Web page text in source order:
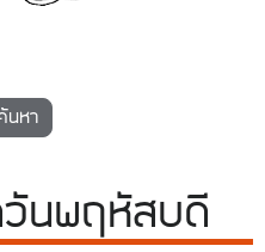
วันพฤหัสบดี